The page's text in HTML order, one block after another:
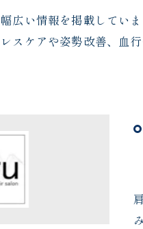
広い情報を掲載してい
スケアや姿勢改善、血